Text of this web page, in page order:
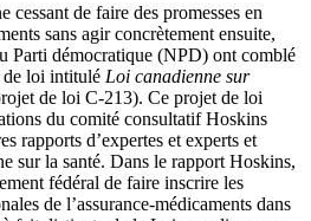
cessant de faire des promesses en
sans agir concrètement ensuite,
Parti démocratique (NPD) ont comblé
de loi intitulé Loi canadienne sur
de loi C-213). Ce projet de loi
du comité consultatif Hoskins
rapports d’expertes et experts et
sur la santé. Dans le rapport Hoskins,
fédéral de faire inscrire les
de l’assurance-médicaments dans